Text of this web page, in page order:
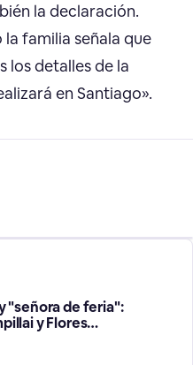
la declaración.
familia señala que
los detalles de la
en Santiago».
"señora de feria":
y Flores
vergonzoso